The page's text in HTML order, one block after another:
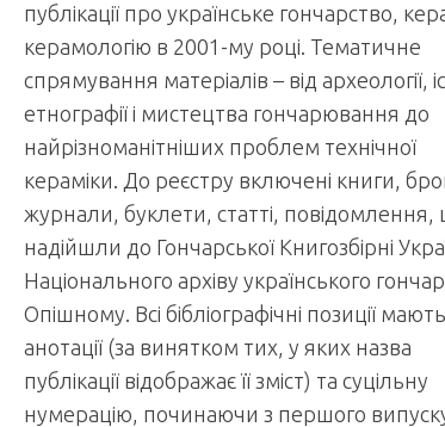
публікації про українське гончарство,
керамологію в 2001-му році. Тематичне
спрямування матеріалів – від археології,
етнографії і мистецтва гончарювання до
найрізноманітніших проблем технічної
кераміки. До реєстру включені книги,
журнали, буклети, статті, повідомлення,
надійшли до Гончарської Книгозбірні
Національного архіву українського
Опішному. Всі бібліографічні позиції мають
анотації (за винятком тих, у яких назва
публікації відображає її зміст) та суцільну
нумерацію, починаючи з першого